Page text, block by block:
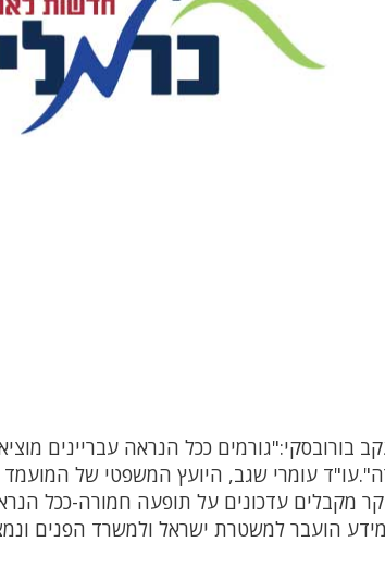
בורובסקי:"גורמים ככל הנראה עבריינים
עומרי שגב, היועץ המשפטי של המועמד
מקבלים עדכונים על תופעה חמורה-ככל
הועבר למשטרת ישראל ולמשרד הפנים